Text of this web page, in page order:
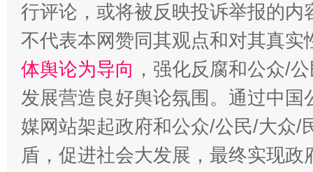
行评论，或将被反映投诉举报的
不代表本网赞同其观点和对其真实
体舆论为导向 ，强化反腐和公众/
发展营造良好舆论氛围。通过中
媒网站架起政府和公众/公民/大众/
盾，促进社会大发展，最终实现